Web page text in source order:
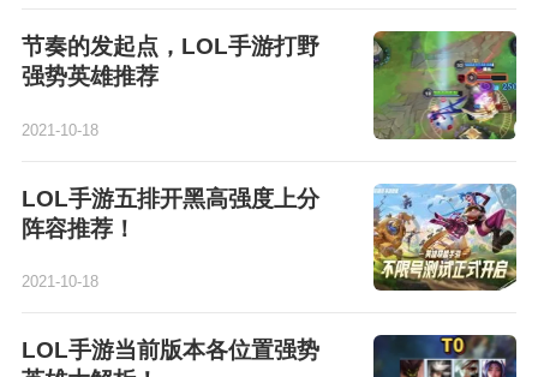
节奏的发起点，LOL手游打野
强势英雄推荐
2021-10-18
LOL手游五排开黑高强度上分
阵容推荐！
2021-10-18
LOL手游当前版本各位置强势